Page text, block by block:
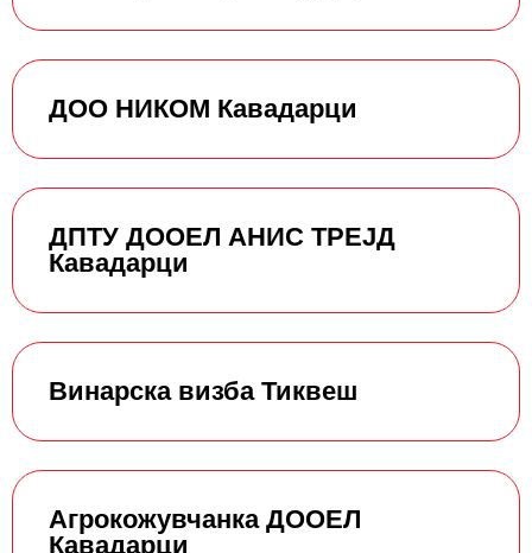
ДОО НИКОМ Кавадарци
ДПТУ ДООЕЛ АНИС ТРЕЈД
Кавадарци
Винарска визба Тиквеш
Агрокожувчанка ДООЕЛ
Кавадарци